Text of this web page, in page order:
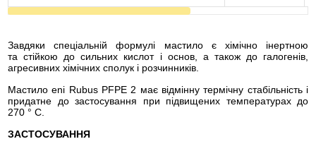
Завдяки спеціальній формулі мастило є хімічно інертною
та стійкою до сильних кислот і основ, а також до галогенів,
агресивних хімічних сполук і розчинників.
Мастило eni Rubus PFPE 2 має відмінну термічну стабільність і
придатне до застосування при підвищених температурах до
270 ° C.
ЗАСТОСУВАННЯ